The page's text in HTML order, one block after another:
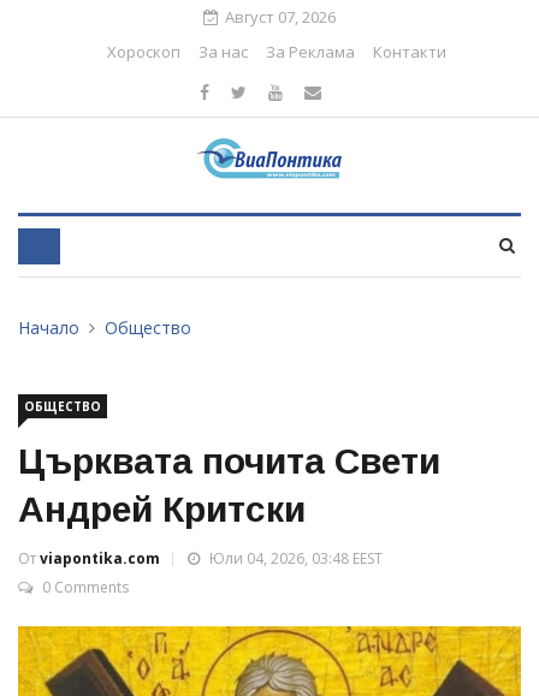
Август 07, 2026
Хороскоп
За нас За Реклама Контакти
Начало Общество
ОБЩЕСТВО
Църквата почита Свети
Андрей Критски
Отviapontika.com
Юли 04, 2026, 03:48 EEST
0 Comments